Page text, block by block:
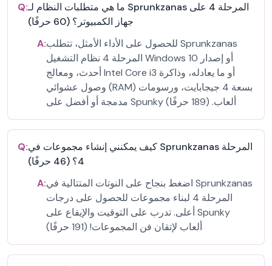
Q:ما هي متطلبات النظام لـ Sprunkzanas المرحلة 4 على
جهاز الكمبيوتر؟ (60 حرفًا)
A:للحصول على الأداء الأمثل، تتطلب Sprunkzanas
المرحلة 4 نظام التشغيل Windows 10 أو إصدار
أحدث، ومعالج Intel Core i3 أو ما يعادله، وذاكرة
وصول عشوائي (RAM) بسعة 4 جيجابايت، ورسومات
مدمجة أو أفضل على Spunky ألعاب. (189 حرفًا)
Q:كيف يمكنني إنشاء مجموعات في Sprunkzanas المرحلة
4؟ (46 حرفًا)
A:اضغط بنجاح على النوتات المتتالية في Sprunkzanas
المرحلة 4 لبناء مجموعات للحصول على درجات
أعلى. تدرب على التوقيت والإيقاع على Spunky
ألعاب لإتقان فن المجموعات! (191 حرفًا)